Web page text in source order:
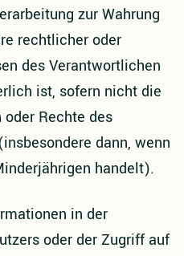
zur Wahrung
rechtlicher oder
des Verantwortlichen
ist, sofern nicht die
Rechte des
dann, wenn
handelt).
in der
oder der Zugriff auf